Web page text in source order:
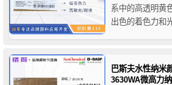
系中的高透明黄
出色的着色力和
想着色颜料，适
类，在木器漆中
巴斯夫水性纳米
3630WA微高力